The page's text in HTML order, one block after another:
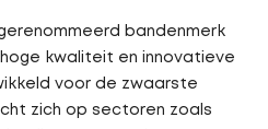
bandenmerk
kwaliteit en innovatieve
voor de zwaarste
zich op sectoren zoals